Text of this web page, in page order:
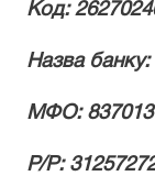
Код:
Назва
МФО: 837013
Р/Р: